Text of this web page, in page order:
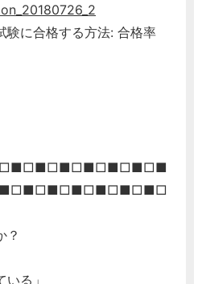
験に合格する方法: 合格率
？
る」